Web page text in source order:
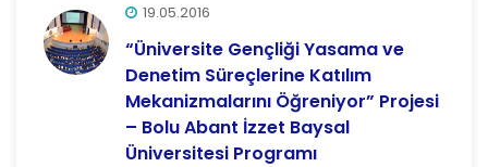
19.05.2016
“Üniversite Gençliği Yasama ve
Denetim Süreçlerine Katılım
Mekanizmalarını Öğreniyor” Projesi
– Bolu Abant İzzet Baysal
Üniversitesi Programı